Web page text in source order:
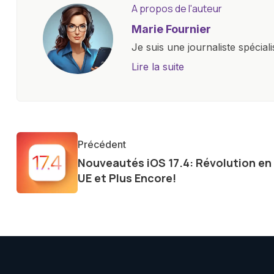
A propos de l'auteur
Marie Fournier
Je suis une journaliste
un site d'actualité de premier
Lire la suite
Précédent
Nouveautés iOS 17.4: Révolution en
UE et Plus Encore!